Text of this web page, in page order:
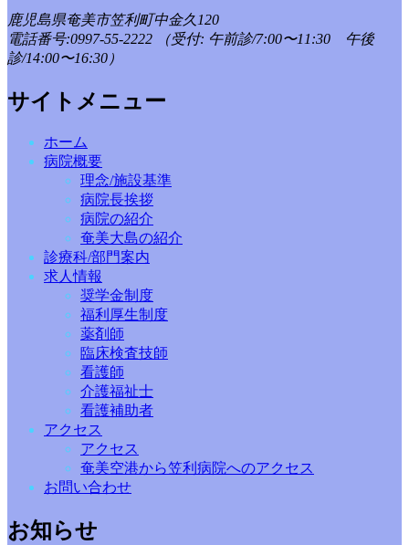
鹿児島県奄美市笠利町中金久120
電話番号:0997-55-2222
（受付: 午前診/7:00〜11:30 午後
診/14:00〜16:30）
サイトメニュー
ホーム
病院概要
理念/施設基準
病院長挨拶
病院の紹介
奄美大島の紹介
診療科/部門案内
求人情報
奨学金制度
福利厚生制度
薬剤師
臨床検査技師
看護師
介護福祉士
看護補助者
アクセス
アクセス
奄美空港から笠利病院へのアクセス
お問い合わせ
お知らせ